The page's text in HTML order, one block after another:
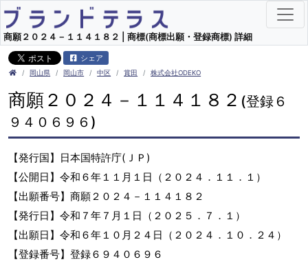
商願２０２４－１１４１８２ | 商標(商標出願・登録商標) 詳細
シェア
岡山県 岡山市 中区 賞田 株式会社ODEKO
商願２０２４－１１４１８２ (登録６
９４０６９６)
【発行国】日本国特許庁(ＪＰ)
【公開日】令和６年１１月１日（２０２４．１１．１）
【出願番号】商願２０２４－１１４１８２
【発行日】令和７年７月１日（２０２５．７．１）
【出願日】令和６年１０月２４日（２０２４．１０．２４）
【登録番号】登録６９４０６９６